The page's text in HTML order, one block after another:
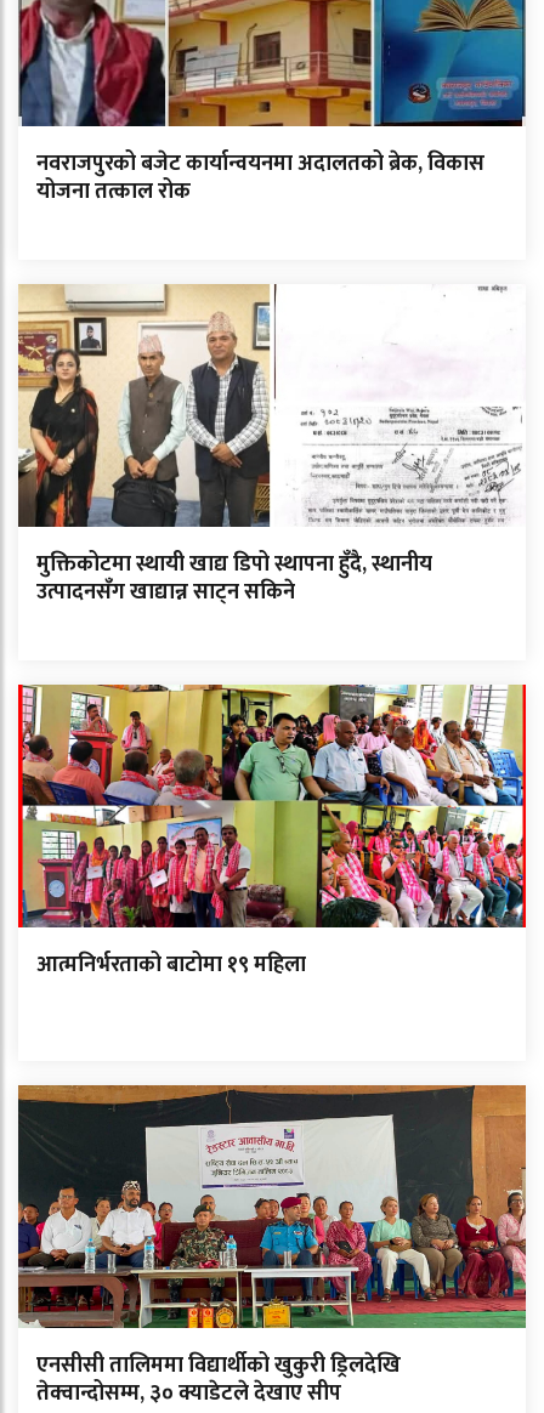
नवराजपुरको बजेट कार्यान्वयनमा अदालतको ब्रेक, विकास
योजना तत्काल रोक
मुक्तिकोटमा स्थायी खाद्य डिपो स्थापना हुँदै, स्थानीय
उत्पादनसँग खाद्यान्न साट्न सकिने
आत्मनिर्भरताको बाटोमा १९ महिला
एनसीसी तालिममा विद्यार्थीको खुकुरी ड्रिलदेखि
तेक्वान्दोसम्म, ३० क्याडेटले देखाए सीप